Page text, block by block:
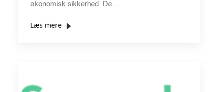
økonomisk sikkerhed. De...
Læs mere